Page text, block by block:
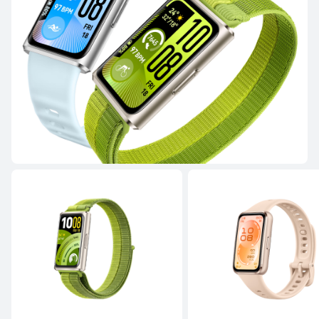
HUAWEI WATCH GT 5
Desde 139,00 €
PVPR:249,00 €
o Financiación con 4xcard*
Descubre más Comprar
HUAWEI WATCH GT 4
Descubre más